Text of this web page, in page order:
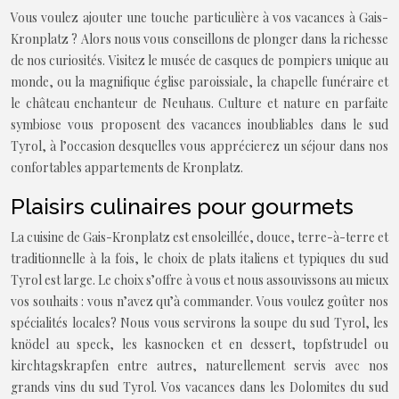
Vous voulez ajouter une touche particulière à vos vacances à Gais-
Kronplatz ? Alors nous vous conseillons de plonger dans la richesse
de nos curiosités. Visitez le musée de casques de pompiers unique au
monde, ou la magnifique église paroissiale, la chapelle funéraire et
le château enchanteur de Neuhaus. Culture et nature en parfaite
symbiose vous proposent des vacances inoubliables dans le sud
Tyrol, à l’occasion desquelles vous apprécierez un séjour dans nos
confortables appartements de Kronplatz.
Plaisirs culinaires pour gourmets
La cuisine de Gais-Kronplatz est ensoleillée, douce, terre-à-terre et
traditionnelle à la fois, le choix de plats italiens et typiques du sud
Tyrol est large. Le choix s’offre à vous et nous assouvissons au mieux
vos souhaits : vous n’avez qu’à commander. Vous voulez goûter nos
spécialités locales? Nous vous servirons la soupe du sud Tyrol, les
knödel au speck, les kasnocken et en dessert, topfstrudel ou
kirchtagskrapfen entre autres, naturellement servis avec nos
grands vins du sud Tyrol. Vos vacances dans les Dolomites du sud